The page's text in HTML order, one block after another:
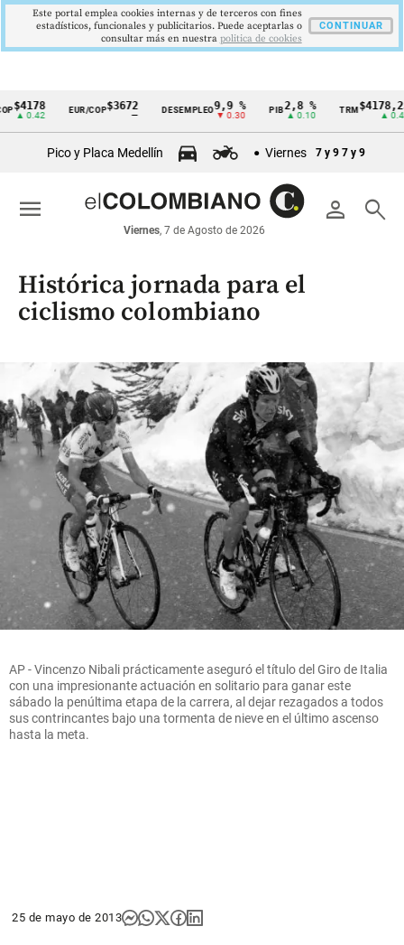
Cintillo
económicos
Colombia
EUR/COP $3672
—
DESEMPLEO 9,9 %
▼ 0.30
PIB2,8 %
▲ 0.10
TRM $4178,23
▲ 0.42
IPC
Pico y Placa Medellín Viernes 7 y 9 7 y 9
person search
Viernes, 7 de Agosto de 2026
menu
Histórica jornada para el
ciclismo colombiano
AP - Vincenzo Nibali prácticamente aseguró el título del Giro de Italia
con una impresionante actuación en solitario para ganar este
sábado la penúltima etapa de la carrera, al dejar rezagados a todos
sus contrincantes bajo una tormenta de nieve en el último ascenso
hasta la meta.
25 de mayo de 2013
Este portal emplea cookies internas y de terceros con fines
estadísticos, funcionales y publicitarios. Puede aceptarlas o
consultar más en nuestra politica de cookies
CONTINUAR